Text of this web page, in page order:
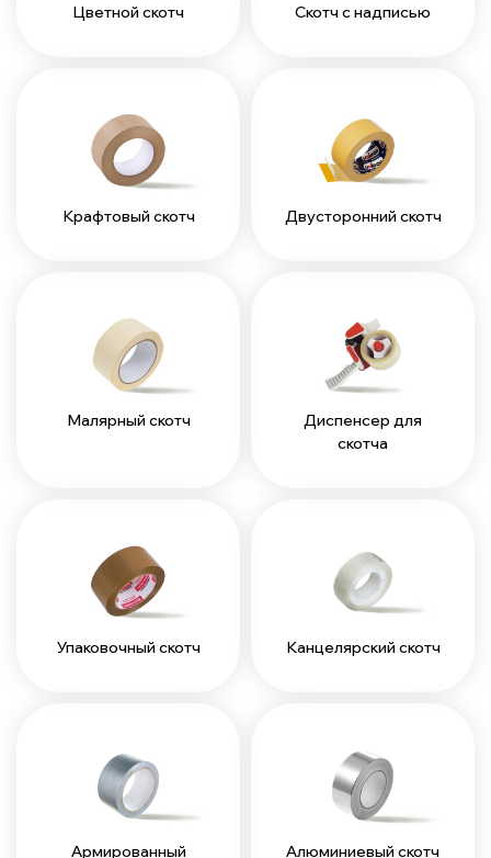
Цветной скотч Скотч с надписью
Крафтовый скотч Двусторонний скотч
Малярный скотч
Диспенсер для
скотча
Упаковочный скотч Канцелярский скотч
Армированный
Алюминиевый скотч